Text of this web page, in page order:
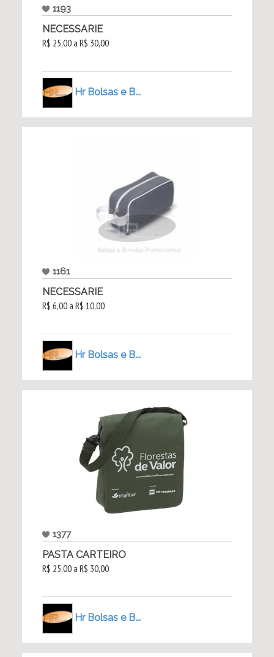
1193
NECESSARIE
R$ 25,00 a R$ 30,00
Hr Bolsas e B...
1161
NECESSARIE
R$ 6,00 a R$ 10,00
Hr Bolsas e B...
1377
PASTA CARTEIRO
R$ 25,00 a R$ 30,00
Hr Bolsas e B...